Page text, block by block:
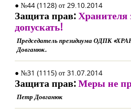
● №44 (1128) от 29.10.2014
Защита прав:Хранителя
допускать!
Председатель президиума ОДПК
Довганюк.
● №31 (1115) от 31.07.2014
Защита прав:Меры не
Петр Довганюк